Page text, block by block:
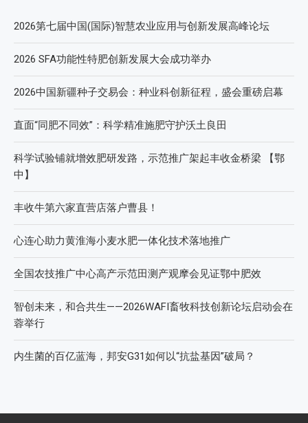
2026第七届中国(国际)智慧农业应用与创新发展高峰论坛
2026 SFA功能性特肥创新发展大会成功举办
2026中国新疆种子交易会：种业科创新征程，盛会重磅启幕
直面“同肥不同效”：科学精准施肥守护沃土良田
科学试验铺就增效肥研发路，示范推广架起丰收金桥梁 【鄂
中】
丰收牛第六家直营店落户曹县！
心连心助力黄淮海小麦水肥一体化技术落地推广
全国农技推广中心高产示范田测产观摩会见证鄂中肥效
智创未来，和合共生——2026WAFI畜牧科技创新论坛启动会在
蓉举行
内生菌的百亿蓝海，邦安G31如何以“抗盐基因”破局？